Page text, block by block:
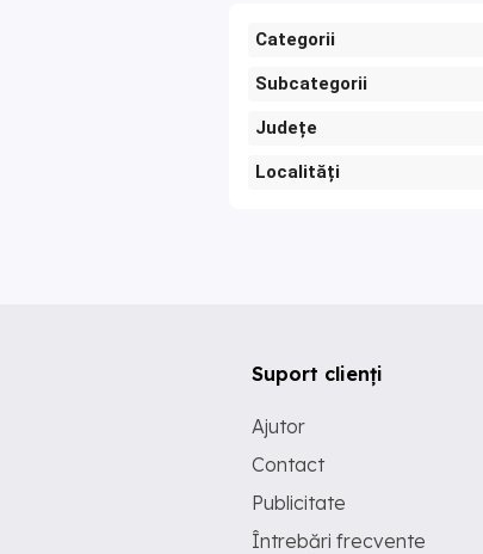
Categorii
Subcategorii
Județe
Localități
Suport clienți
Ajutor
Contact
Publicitate
Întrebări frecvente